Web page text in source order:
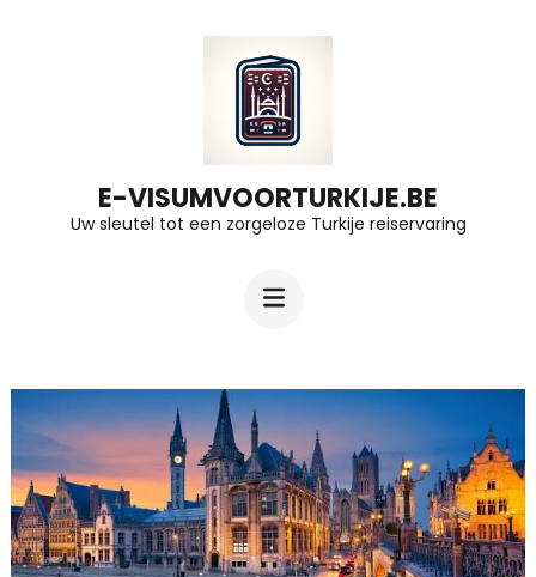
E-VISUMVOORTURKIJE.BE
Uw sleutel tot een zorgeloze Turkije reiservaring